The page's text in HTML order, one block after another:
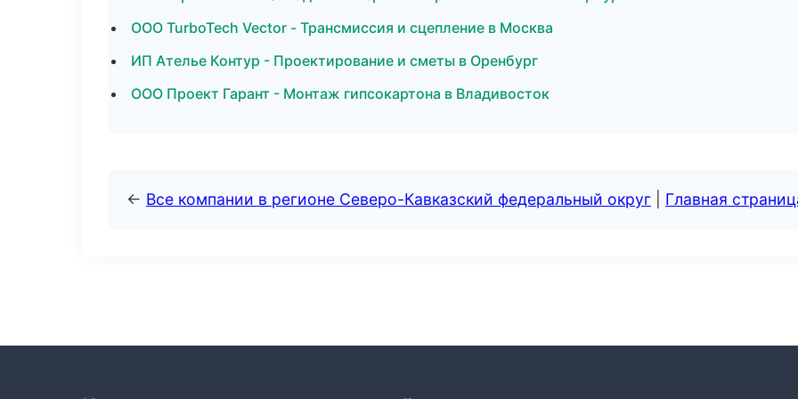
ООО TurboTech Vector - Трансмиссия и сцепление в Москва
ИП Ателье Контур - Проектирование и сметы в Оренбург
ООО Проект Гарант - Монтаж гипсокартона в Владивосток
← Все компании в регионе Северо-Кавказский федеральный округ Главная